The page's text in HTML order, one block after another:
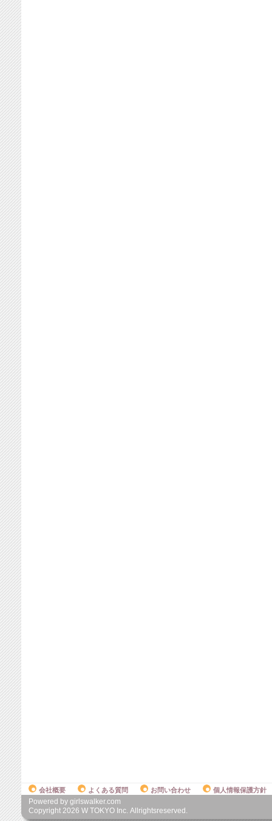
会社概要 よくある質問 お問い合わせ 個人情報保護方針
Powered by girlswalker.com
Copyright 2026 W TOKYO Inc. Allrightsreserved.